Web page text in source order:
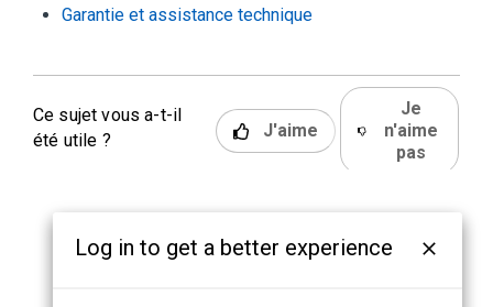
Garantie et assistance technique
Ce sujet vous a-t-il
été utile ?
J'aime
Je
n'aime
pas
Log in to get a better experience